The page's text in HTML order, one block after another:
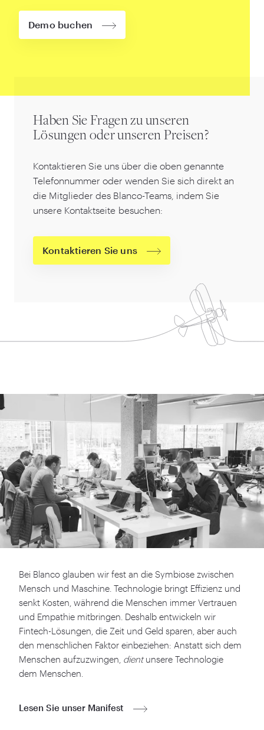
Demo buchen
Haben Sie Fragen zu unseren
Lösungen oder unseren Preisen?
Kontaktieren Sie uns über die oben genannte
Telefonnummer oder wenden Sie sich direkt an
die Mitglieder des Blanco-Teams, indem Sie
unsere Kontaktseite besuchen:
Kontaktieren Sie uns
Bei Blanco glauben wir fest an die Symbiose zwischen
Mensch und Maschine. Technologie bringt Effizienz und
senkt Kosten, während die Menschen immer Vertrauen
und Empathie mitbringen. Deshalb entwickeln wir
Fintech-Lösungen, die Zeit und Geld sparen, aber auch
den menschlichen Faktor einbeziehen: Anstatt sich dem
Menschen aufzuzwingen, dientunsere Technologie
dem Menschen.
Lesen Sie unser Manifest